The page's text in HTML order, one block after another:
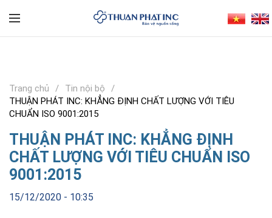
Trang chủ
Tin nội bộ
THUẬN PHÁT INC: KHẲNG ĐỊNH CHẤT LƯỢNG VỚI TIÊU
CHUẨN ISO 9001:2015
THUẬN PHÁT INC: KHẲNG ĐỊNH
CHẤT LƯỢNG VỚI TIÊU CHUẨN ISO
9001:2015
15/12/2020 - 10:35